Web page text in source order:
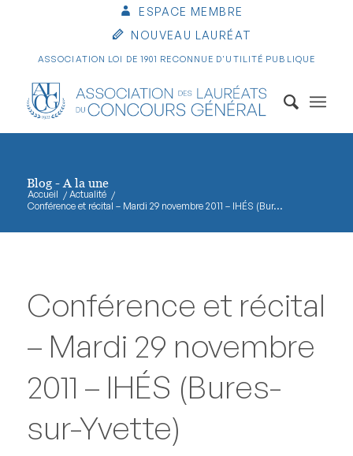
ESPACE MEMBRE
NOUVEAU LAURÉAT
ASSOCIATION LOI DE 1901 RECONNUE D'UTILITÉ PUBLIQUE
Blog - A la une
Accueil / Actualité /
Conférence et récital – Mardi 29 novembre 2011 – IHÉS (Bur...
Conférence et récital
– Mardi 29 novembre
2011 – IHÉS (Bures-
sur-Yvette)